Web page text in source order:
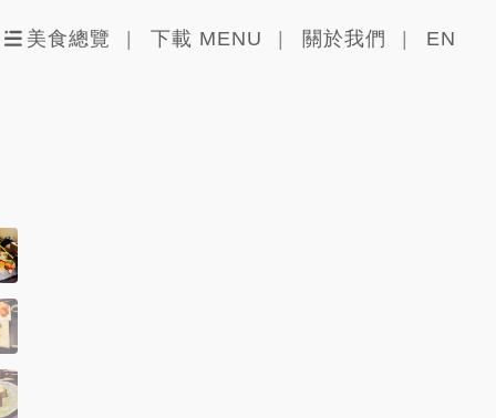
美食總覽 下載 MENU 關於我們 EN